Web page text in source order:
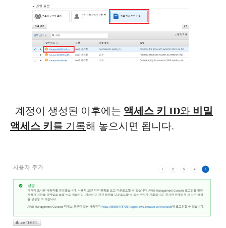
계정이 생성된 이후에는 액세스 키 ID와 비밀
액세스 키 를 기록해 놓으시면 됩니다.